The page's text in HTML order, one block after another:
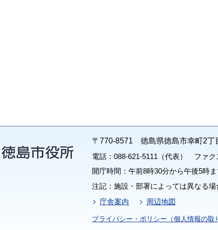
〒770-8571 徳島県徳島市幸町2丁
電話：088-621-5111（代表） ファク
開庁時間：午前8時30分から午後5時
注記：施設・部署によっては異なる
庁舎案内
周辺地図
プライバシー・ポリシー（個人情報の取